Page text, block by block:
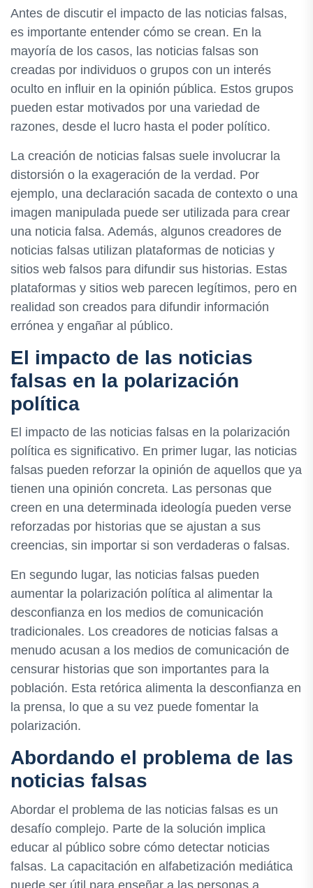
Antes de discutir el impacto de las noticias falsas,
es importante entender cómo se crean. En la
mayoría de los casos, las noticias falsas son
creadas por individuos o grupos con un interés
oculto en influir en la opinión pública. Estos grupos
pueden estar motivados por una variedad de
razones, desde el lucro hasta el poder político.
La creación de noticias falsas suele involucrar la
distorsión o la exageración de la verdad. Por
ejemplo, una declaración sacada de contexto o una
imagen manipulada puede ser utilizada para crear
una noticia falsa. Además, algunos creadores de
noticias falsas utilizan plataformas de noticias y
sitios web falsos para difundir sus historias. Estas
plataformas y sitios web parecen legítimos, pero en
realidad son creados para difundir información
errónea y engañar al público.
El impacto de las noticias
falsas en la polarización
política
El impacto de las noticias falsas en la polarización
política es significativo. En primer lugar, las noticias
falsas pueden reforzar la opinión de aquellos que ya
tienen una opinión concreta. Las personas que
creen en una determinada ideología pueden verse
reforzadas por historias que se ajustan a sus
creencias, sin importar si son verdaderas o falsas.
En segundo lugar, las noticias falsas pueden
aumentar la polarización política al alimentar la
desconfianza en los medios de comunicación
tradicionales. Los creadores de noticias falsas a
menudo acusan a los medios de comunicación de
censurar historias que son importantes para la
población. Esta retórica alimenta la desconfianza en
la prensa, lo que a su vez puede fomentar la
polarización.
Abordando el problema de las
noticias falsas
Abordar el problema de las noticias falsas es un
desafío complejo. Parte de la solución implica
educar al público sobre cómo detectar noticias
falsas. La capacitación en alfabetización mediática
puede ser útil para enseñar a las personas a